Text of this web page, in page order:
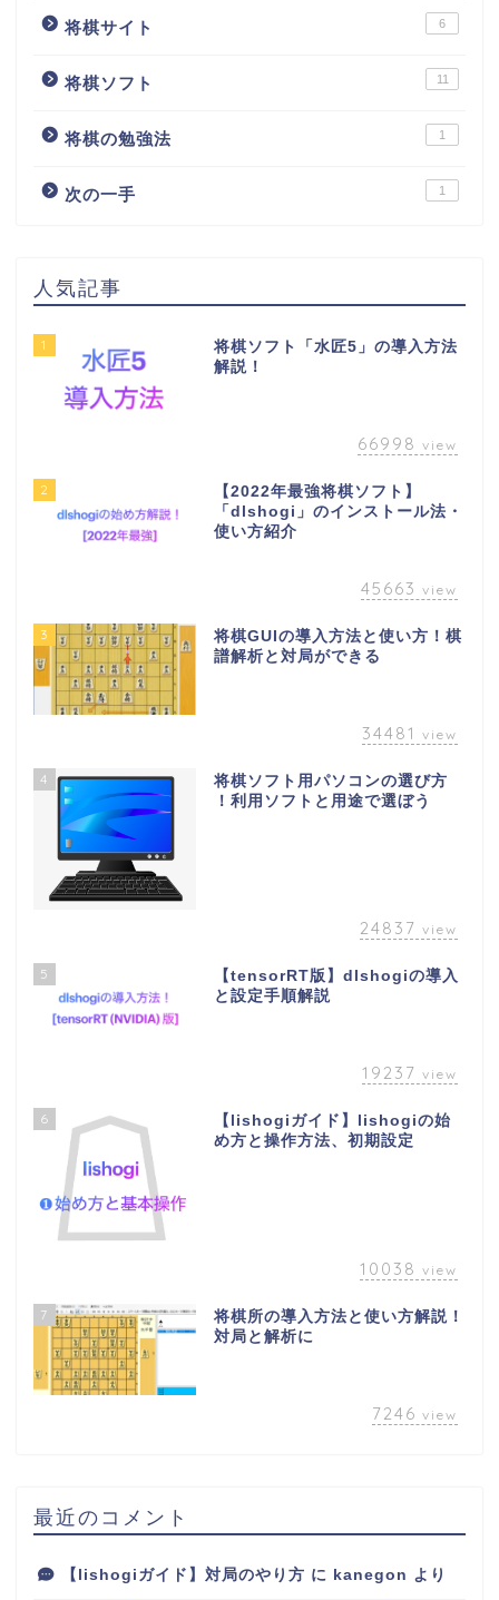
将棋サイト 6
将棋ソフト 11
将棋の勉強法 1
次の一手 1
人気記事
1
将棋ソフト「水匠5」の導入方法
解説！
66998 view
2
【2022年最強将棋ソフト】
「dlshogi」のインストール法・
使い方紹介
45663 view
3
将棋GUIの導入方法と使い方！棋
譜解析と対局ができる
34481 view
4
将棋ソフト用パソコンの選び方
！利用ソフトと用途で選ぼう
24837 view
5
【tensorRT版】dlshogiの導入
と設定手順解説
19237 view
6
【lishogiガイド】lishogiの始
め方と操作方法、初期設定
10038 view
7
将棋所の導入方法と使い方解説！
対局と解析に
7246 view
最近のコメント
【lishogiガイド】対局のやり方 に kanegon より